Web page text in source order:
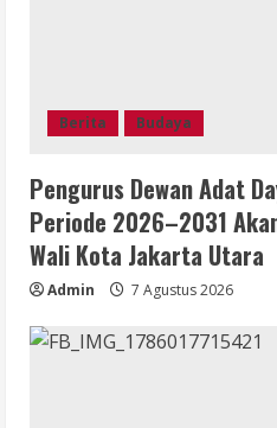
Berita Budaya
Pengurus Dewan Adat
Periode 2026–2031
Wali Kota Jakarta Utara
Admin 7 Agustus 2026